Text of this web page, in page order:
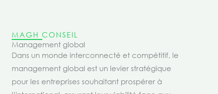
MAGH CONSEIL
Management global
Dans un monde interconnecté et compétitif, le
management global est un levier stratégique
pour les entreprises souhaitant prospérer à